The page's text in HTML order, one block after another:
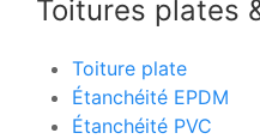
Toitures plates
Toiture plate
Étanchéité EPDM
Étanchéité PVC